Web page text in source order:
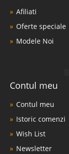
Afiliati
Oferte speciale
Modele Noi
Contul meu
Contul meu
Istoric comenzi
Wish List
Newsletter